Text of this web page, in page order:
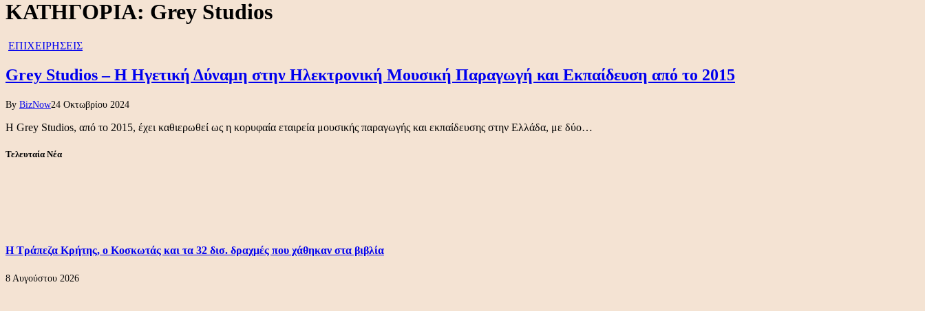
ΚΑΤΗΓΟΡΙΑ: Grey Studios
ΕΠΙΧΕΙΡΗΣΕΙΣ
Grey Studios – Η Ηγετική Δύναμη στην Ηλεκτρονική Μουσική Παραγωγή και Εκπαίδευση από το 2015
By BizNow24 Οκτωβρίου 2024
Η Grey Studios, από το 2015, έχει καθιερωθεί ως η κορυφαία εταιρεία μουσικής παραγωγής και εκπαίδευσης στην Ελλάδα, με δύο…
Τελευταία Νέα
Η Τράπεζα Κρήτης, ο Κοσκωτάς και τα 32 δισ. δραχμές που χάθηκαν στα βιβλία
8 Αυγούστου 2026